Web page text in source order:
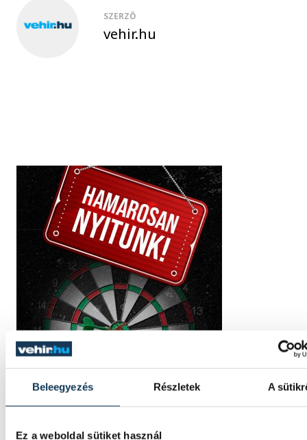
Beleegyezés Részletek A
Ez a weboldal sütiket használ
SZERZŐ
vehir.hu